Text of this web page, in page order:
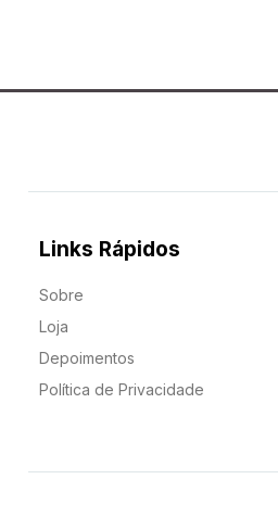
Links Rápidos
Sobre
Loja
Depoimentos
Política de Privacidade